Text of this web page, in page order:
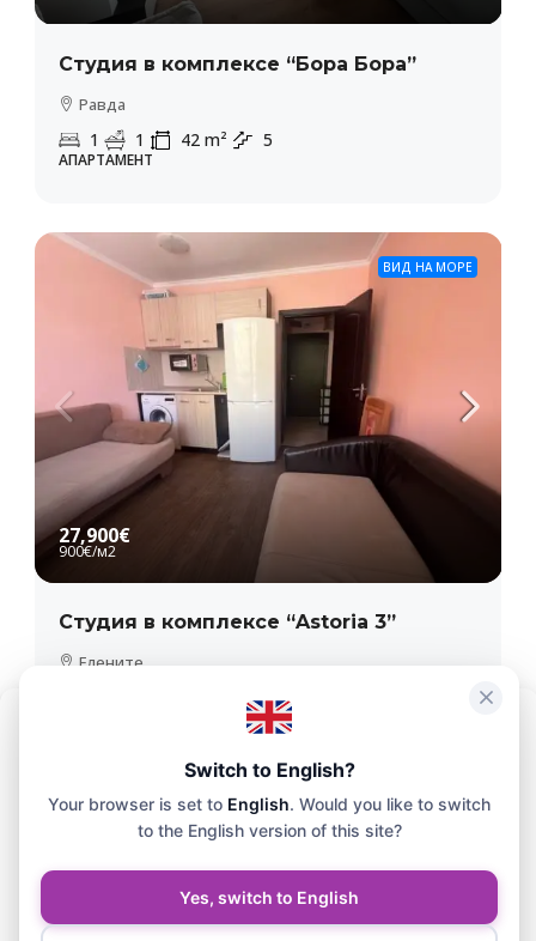
Чтобы обеспечить максимальное удобство, мы используем такие
технологии, как файлы cookie, для хранения и/или доступа к
информации о вашем устройстве. Согласие на использование
этих технологий позволит нам обрабатывать на этом сайте такие
данные, как история просмотра или уникальные
Принять
Студия в комплексе “Бора Бора”
Равда
1 1 42 m² 5
АПАРТАМЕНТ
ВИД НА МОРЕ
27,900€
900€/м2
Студия в комплексе “Astoria 3”
Елените
2
Switch to English?
Your browser is set to English. Would you like to switch
to the English version of this site?
Yes, switch to English